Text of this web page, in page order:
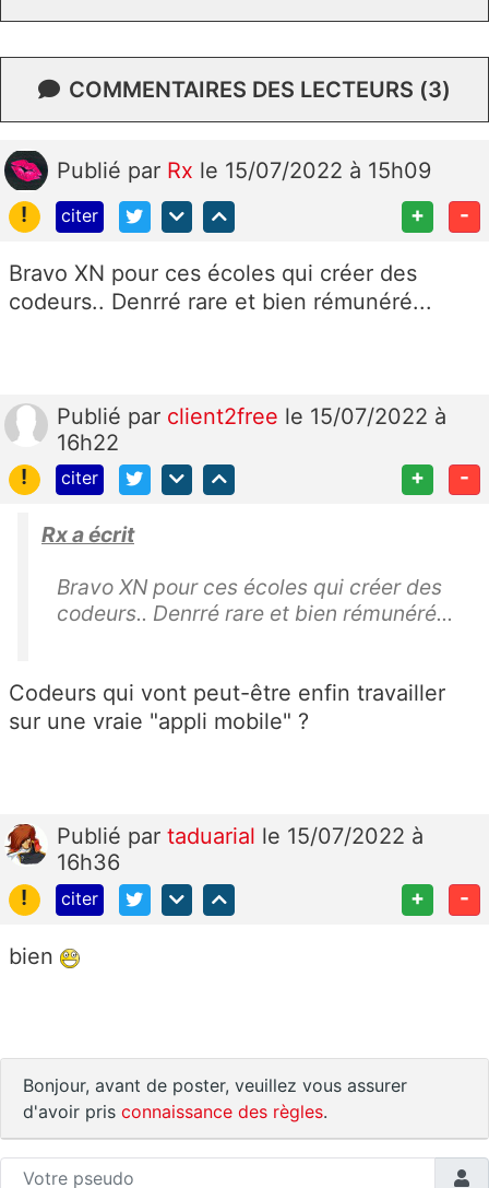
COMMENTAIRES DES LECTEURS (3)
Publié par Rx le 15/07/2022 à 15h09
!
citer + -
Bravo XN pour ces écoles qui créer des
codeurs.. Denrré rare et bien rémunéré...
Publié par client2free le 15/07/2022 à
16h22
!
citer + -
Rx a écrit
Bravo XN pour ces écoles qui créer des
codeurs.. Denrré rare et bien rémunéré...
Codeurs qui vont peut-être enfin travailler
sur une vraie "appli mobile" ?
Publié par taduarial le 15/07/2022 à
16h36
!
citer + -
bien
Bonjour, avant de poster, veuillez vous assurer
d'avoir pris connaissance des règles.